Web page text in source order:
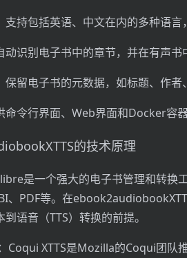
支持包括英语、中文在内的多种语言
动识别电子书中的章节，并在有声书
保留电子书的元数据，如标题、作者
命令行界面、Web界面和Docker容
的技术原理
是一个强大的电子书管理和转换
、PDF等。在
语音（TTS）转换的前提。
Coqui XTTS是Mozilla的Coqui团队